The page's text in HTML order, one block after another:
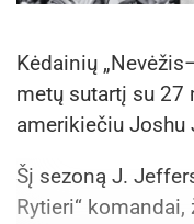
Kėdainių
metų sutartį su 27
amerikiečiu Joshu
Šį sezoną J.
Rytieri“